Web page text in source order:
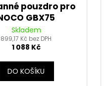
pouzdro pro
GBX75
Skladem
899,17 Kč bez DPH
1 088 Kč
DO KOŠÍKU